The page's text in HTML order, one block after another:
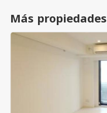
Más propiedades